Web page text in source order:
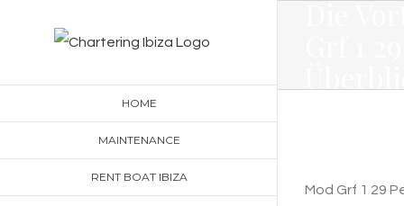
HOME
MAINTENANCE
RENT BOAT IBIZA
Die
Mod Grf 1 29